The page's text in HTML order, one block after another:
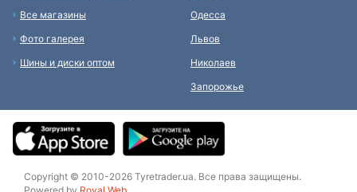
Все магазины
Фото галерея
Шины и диски оптом
Одесса
Львов
Николаев
Запорожье
Copyright © 2010-2026 Tyretrader.ua. Все права защищены.